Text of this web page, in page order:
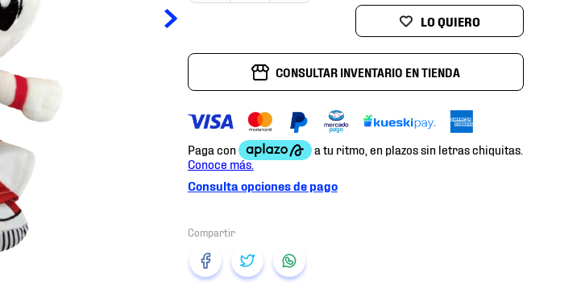
CONSULTAR INVENTARIO EN TIENDA
Consulta opciones de pago